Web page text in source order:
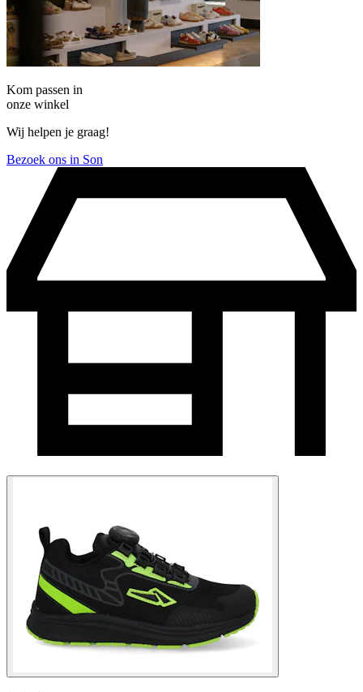
Kom passen in
onze winkel
Wij helpen je graag!
Bezoek ons in Son